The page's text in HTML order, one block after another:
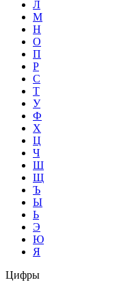
Л
М
Н
О
П
Р
С
Т
У
Ф
Х
Ц
Ч
Ш
Щ
Ъ
Ы
Ь
Э
Ю
Я
Цифры